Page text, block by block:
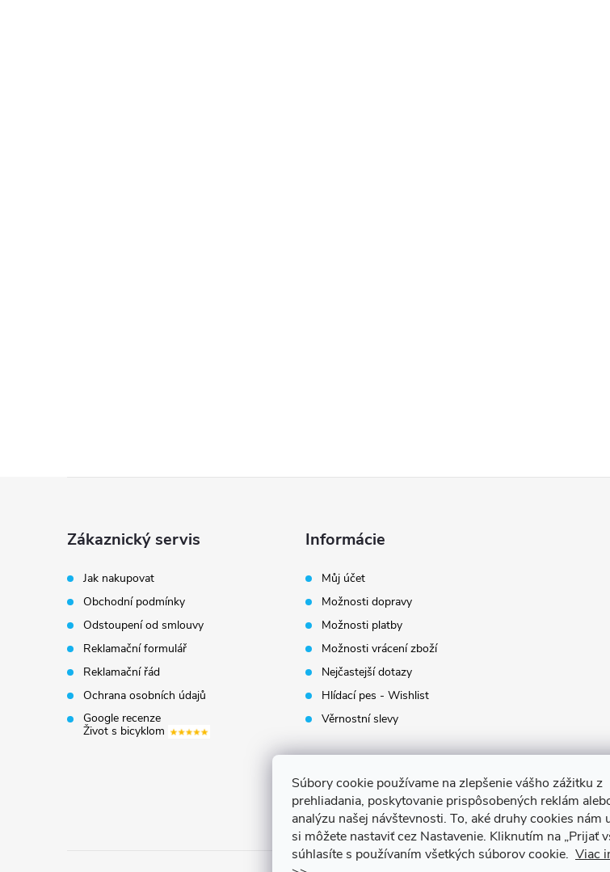
Súbory cookie používame na zlepšenie vášho zážitku z
prehliadania, poskytovanie prispôsobených reklám
analýzu našej návštevnosti. To, aké druhy cookies nám
si môžete nastaviť cez Nastavenie. Kliknutím na „Prijať
súhlasíte s používaním všetkých súborov cookie. Viac
Zákaznický servis
Jak nakupovat
Obchodní podmínky
Odstoupení od smlouvy
Reklamační formulář
Reklamační řád
Ochrana osobních údajů
Google recenze
Život s bicyklom
Informácie
Můj účet
Možnosti dopravy
Možnosti platby
Možnosti vrácení zboží
Nejčastejší dotazy
Hlídací pes - Wishlist
Věrnostní slevy